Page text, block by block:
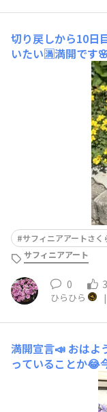
切り戻しから10日
いたい🈵満開です
サフィニアアートさく
サフィニアアート
0
ひらひら |
満開宣言📣 おはよ
っていることか😂
さて、ミリオンベ
6/13 切り戻し前6/